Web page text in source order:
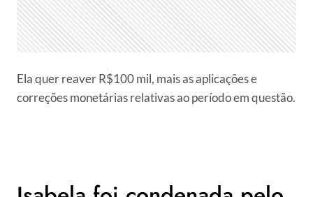
Ela quer reaver R$100 mil, mais as aplicações e
correções monetárias relativas ao período em questão.